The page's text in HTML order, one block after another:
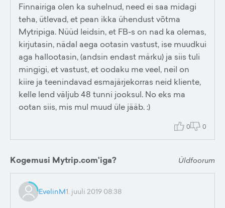
Finnairiga olen ka suhelnud, need ei saa midagi
teha, ütlevad, et pean ikka ühendust võtma
Mytripiga. Nüüd leidsin, et FB-s on nad ka olemas,
kirjutasin, nädal aega ootasin vastust, ise muudkui
aga hallootasin, (andsin endast märku) ja siis tuli
mingigi, et vastust, et oodaku me veel, neil on
kiire ja teenindavad esmajärjekorras neid kliente,
kelle lend väljub 48 tunni jooksul. No eks ma
ootan siis, mis mul muud üle jääb. :)
0 0
Kogemusi Mytrip.com'iga? Üldfoorum
EvelinM1. juuli 2019 08:38